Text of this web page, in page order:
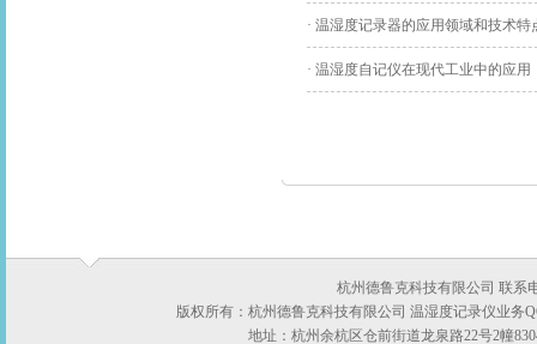
· 温湿度记录器的应用领域和技术特
· 温湿度自记仪在现代工业中的应用
杭州德鲁克科技有限公司 联系
版权所有：杭州德鲁克科技有限公司 温湿度记录仪业务
地址：杭州余杭区仓前街道龙泉路22号2幢